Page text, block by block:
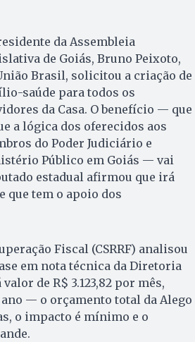
da Assembleia
de Goiás, Bruno Peixoto,
Brasil, solicitou a criação de
saúde para todos os
da Casa. O benefício — que
a lógica dos oferecidos aos
do Poder Judiciário e
Público em Goiás — vai
estadual afirmou que irá
que tem o apoio dos
Fiscal (CSRRF) analisou
em nota técnica da Diretoria
de R$ 3.123,82 por mês,
— o orçamento total da Alego
o impacto é mínimo e o